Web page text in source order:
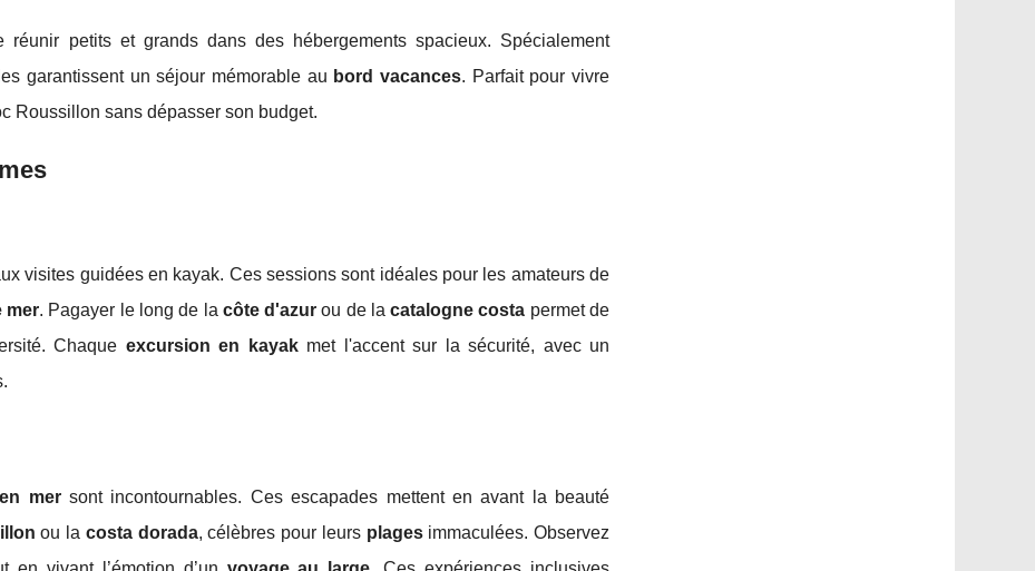
réunir petits et grands dans des hébergements spacieux. Spécialement
garantissent un séjour mémorable au bord vacances. Parfait pour vivre
Roussillon sans dépasser son budget.
visites guidées en kayak. Ces sessions sont idéales pour les amateurs de
mer. Pagayer le long de la côte d'azur ou de lacatalogne costa permet de
Chaque excursion en kayakmet l'accent sur la sécurité, avec un
mersont incontournables. Ces escapades mettent en avant la beauté
ou la costa dorada, célèbres pour leurs plagesimmaculées. Observez